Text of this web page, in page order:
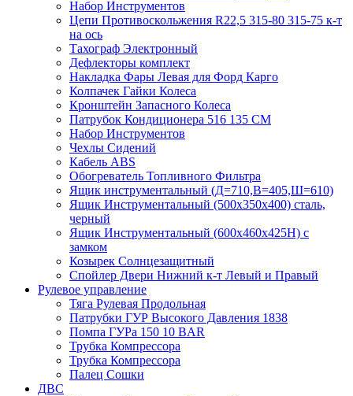
Набор Инструментов
Цепи Противоскольжения R22,5 315-80 315-75 к-т
на ось
Тахограф Электронный
Дефлекторы комплект
Накладка Фары Левая для Форд Карго
Колпачек Гайки Колеса
Кронштейн Запасного Колеса
Патрубок Кондиционера 516 135 CM
Набор Инструментов
Чехлы Сидений
Кабель ABS
Обогреватель Топливного Фильтра
Ящик инструментальный (Д=710,В=405,Ш=610)
Ящик Инструментальный (500х350х400) сталь,
черный
Ящик Инструментальный (600х460х425Н) с
замком
Козырек Солнцезащитный
Спойлер Двери Нижний к-т Левый и Правый
Рулевое управление
Тяга Рулевая Продольная
Патрубки ГУР Высокого Давления 1838
Помпа ГУРа 150 10 BAR
Трубка Компрессора
Трубка Компрессора
Палец Сошки
ДВС